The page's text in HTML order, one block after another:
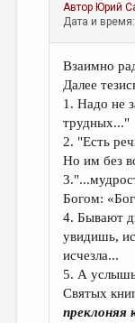
Автор Юрий
Дата и
Взаимно
Далее
1. Надо не
трудных..."
2. "Есть
Но им без
Богом:
4. Бывают
увидишь,
исчезла...
5. А услышь
Святых
преклоняя